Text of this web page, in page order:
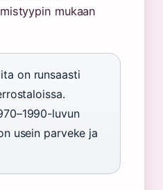
mukaan
on runsaasti
luvun
usein parveke ja